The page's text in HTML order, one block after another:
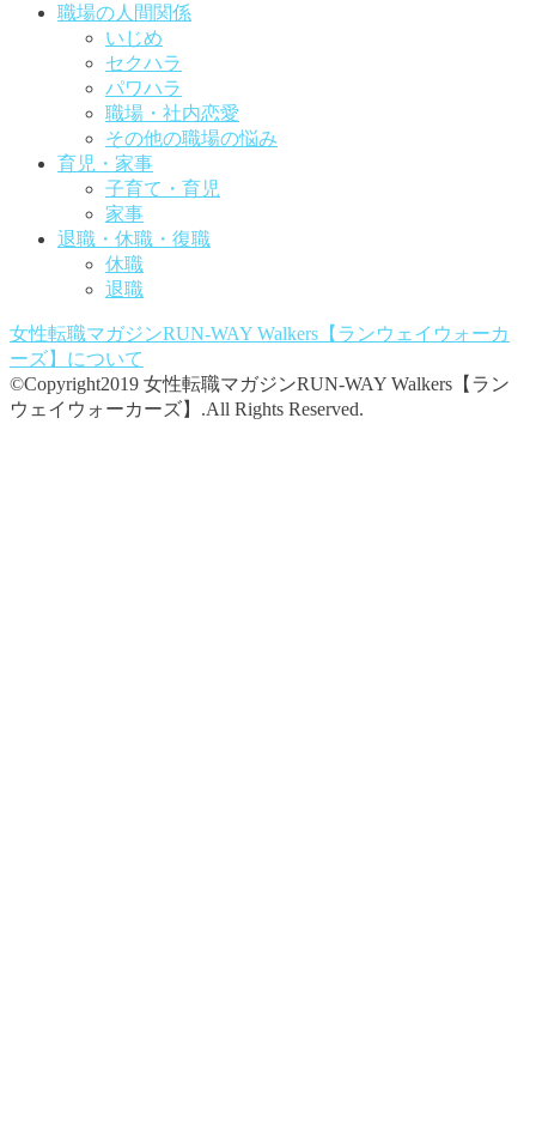
職場の人間関係
いじめ
セクハラ
パワハラ
職場・社内恋愛
その他の職場の悩み
育児・家事
子育て・育児
家事
退職・休職・復職
休職
退職
女性転職マガジンRUN-WAY Walkers【ランウェイウォーカ
ーズ】 について
©Copyright2019 女性転職マガジンRUN-WAY Walkers【ラン
ウェイウォーカーズ】.All Rights Reserved.